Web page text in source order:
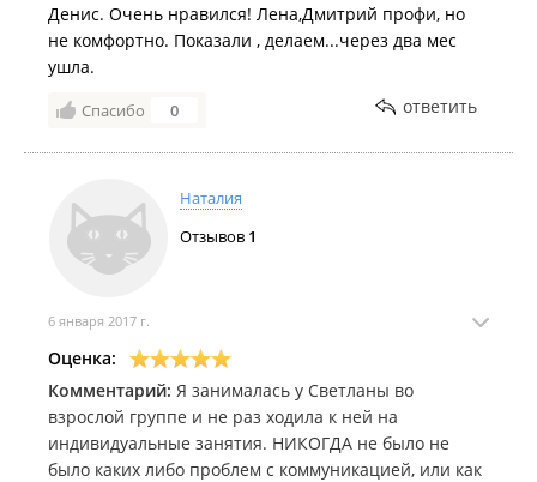
Денис. Очень нравился! Лена,Дмитрий профи, но
не комфортно. Показали , делаем...через два мес
ушла.
Спасибо 0 ответить
Наталия
Отзывов 1
6 января 2017 г.
Оценка:
Комментарий: Я занималась у Светланы во
взрослой группе и не раз ходила к ней на
индивидуальные занятия. НИКОГДА не было не
было каких либо проблем с коммуникацией, или как